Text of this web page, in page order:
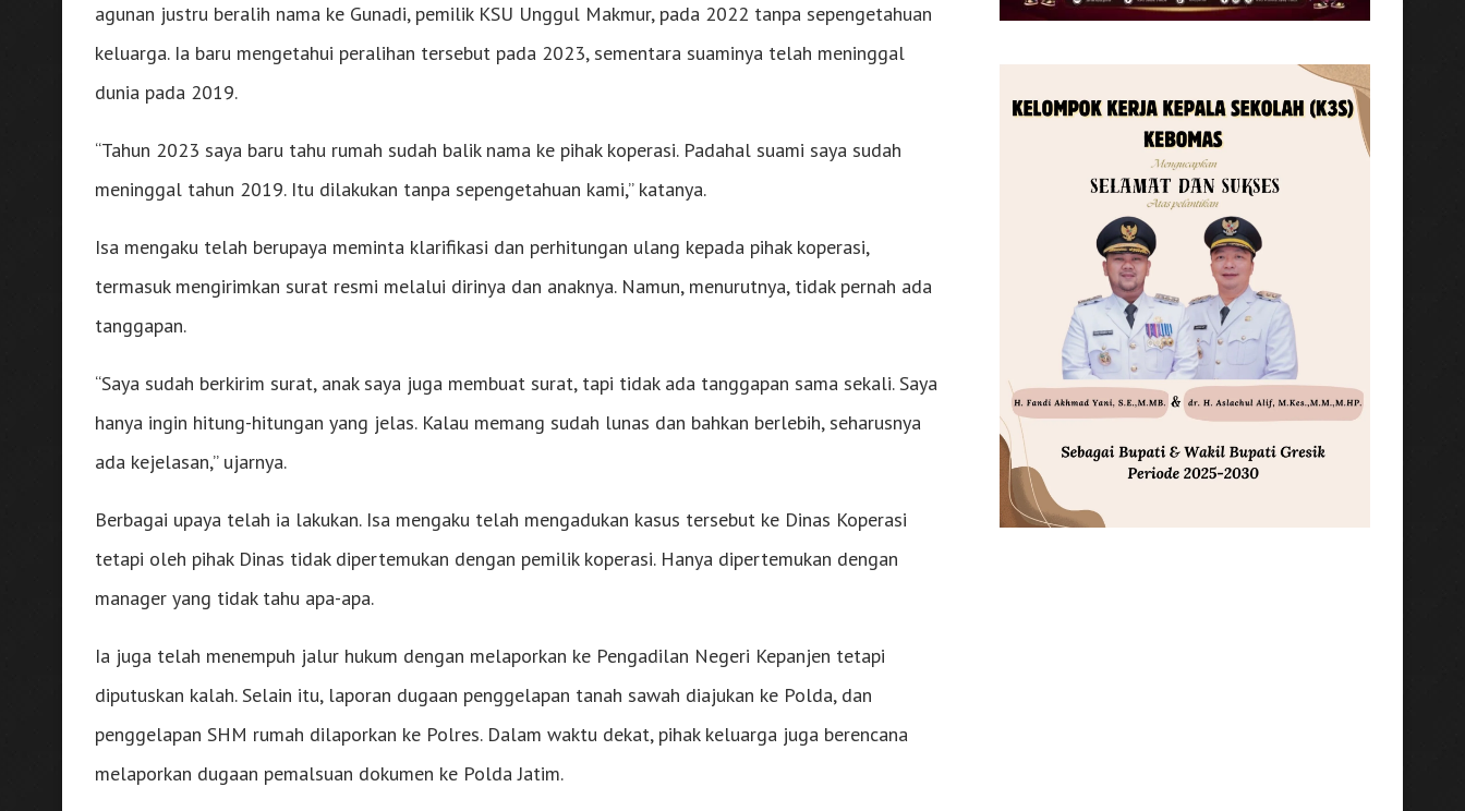
agunan justru beralih nama ke Gunadi, pemilik KSU Unggul Makmur, pada 2022 tanpa sepengetahuan
keluarga. Ia baru mengetahui peralihan tersebut pada 2023, sementara suaminya telah meninggal
dunia pada 2019.
“Tahun 2023 saya baru tahu rumah sudah balik nama ke pihak koperasi. Padahal suami saya sudah
meninggal tahun 2019. Itu dilakukan tanpa sepengetahuan kami,” katanya.
Isa mengaku telah berupaya meminta klarifikasi dan perhitungan ulang kepada pihak koperasi,
termasuk mengirimkan surat resmi melalui dirinya dan anaknya. Namun, menurutnya, tidak pernah ada
tanggapan.
“Saya sudah berkirim surat, anak saya juga membuat surat, tapi tidak ada tanggapan sama sekali. Saya
hanya ingin hitung-hitungan yang jelas. Kalau memang sudah lunas dan bahkan berlebih, seharusnya
ada kejelasan,” ujarnya.
Berbagai upaya telah ia lakukan. Isa mengaku telah mengadukan kasus tersebut ke Dinas Koperasi
tetapi oleh pihak Dinas tidak dipertemukan dengan pemilik koperasi. Hanya dipertemukan dengan
manager yang tidak tahu apa-apa.
Ia juga telah menempuh jalur hukum dengan melaporkan ke Pengadilan Negeri Kepanjen tetapi
diputuskan kalah. Selain itu, laporan dugaan penggelapan tanah sawah diajukan ke Polda, dan
penggelapan SHM rumah dilaporkan ke Polres. Dalam waktu dekat, pihak keluarga juga berencana
melaporkan dugaan pemalsuan dokumen ke Polda Jatim.